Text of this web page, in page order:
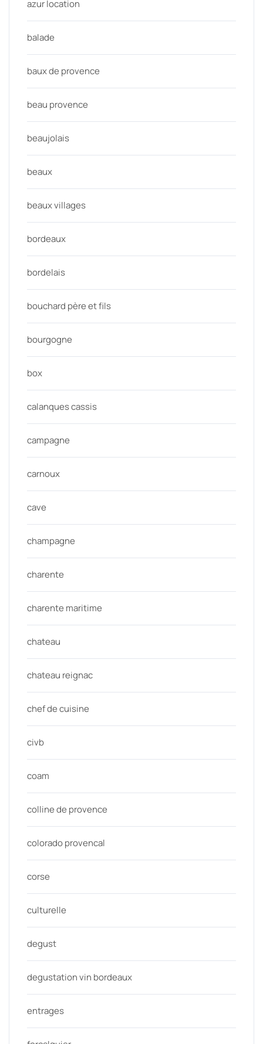
azur location
balade
baux de provence
beau provence
beaujolais
beaux
beaux villages
bordeaux
bordelais
bouchard père et fils
bourgogne
box
calanques cassis
campagne
carnoux
cave
champagne
charente
charente maritime
chateau
chateau reignac
chef de cuisine
civb
coam
colline de provence
colorado provencal
corse
culturelle
degust
degustation vin bordeaux
entrages